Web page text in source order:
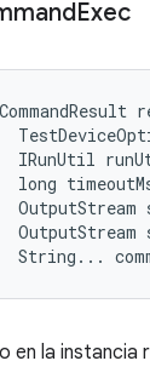
Exec
IRunUtil
long
OutputStream
OutputStream
String...
en la instancia